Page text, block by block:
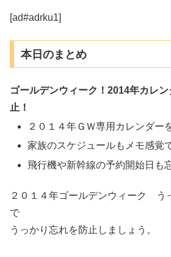
[ad#adrku1]
本日のまとめ
ゴールデンウィーク！2014年カレ
止！
２０１４年ＧＷ専用カレンダー
家族のスケジュールもメモ感覚
飛行機や新幹線の予約開始日も
２０１４年ゴールデンウィーク う
で
うっかり忘れを防止しましょう。